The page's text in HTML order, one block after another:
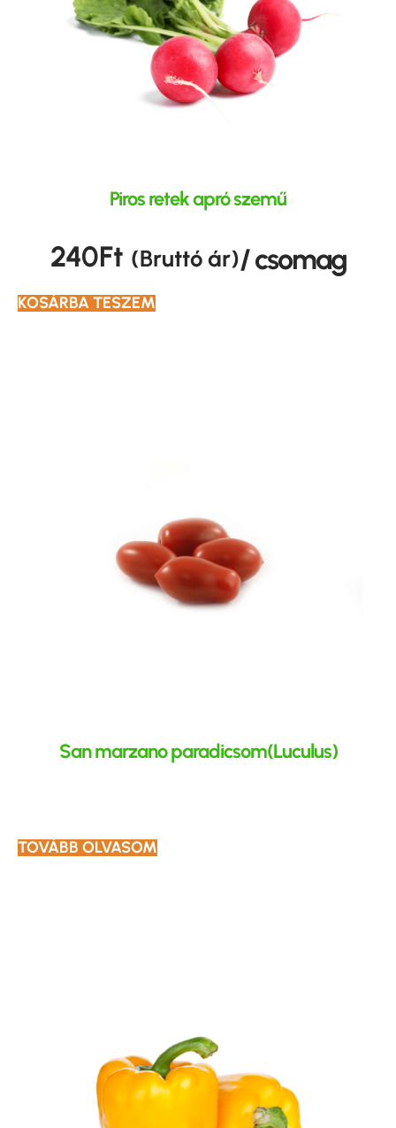
Piros retek apró szemű
240Ft (Bruttó ár)/ csomag
KOSÁRBA TESZEM
San marzano paradicsom(Luculus)
TOVÁBB OLVASOM